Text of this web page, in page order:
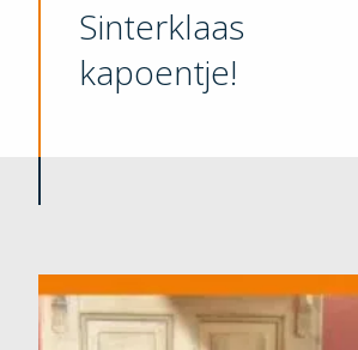
Sinterklaas
kapoentje!